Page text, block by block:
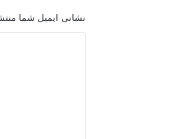
نشانی ایمیل شما